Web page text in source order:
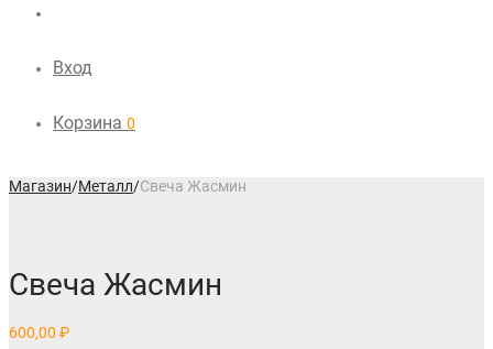
Вход
Корзина 0
Магазин/Металл/Свеча Жасмин
Свеча Жасмин
600,00 ₽